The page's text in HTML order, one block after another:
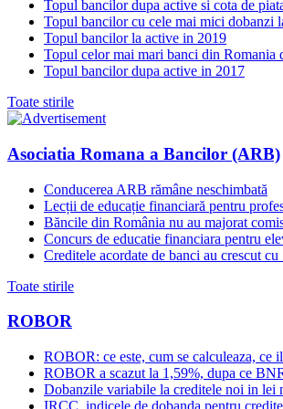
Topul bancilor dupa active si cota de
Topul bancilor cu cele mai mici dobanzi
Topul bancilor la active in 2019
Topul celor mai mari banci din Romania
Topul bancilor dupa active in 2017
Toate stirile
Asociatia Romana a Bancilor (ARB)
Conducerea ARB rămâne neschimbată
Lecții de educație financiară pentru
Băncile din România nu au majorat
Concurs de educatie financiara pentru
Creditele acordate de banci au crescut
Toate stirile
ROBOR
ROBOR: ce este, cum se calculeaza, ce
ROBOR a scazut la 1,59%, dupa ce
Dobanzile variabile la creditele noi in lei
IRCC, indicele de dobanda pentru